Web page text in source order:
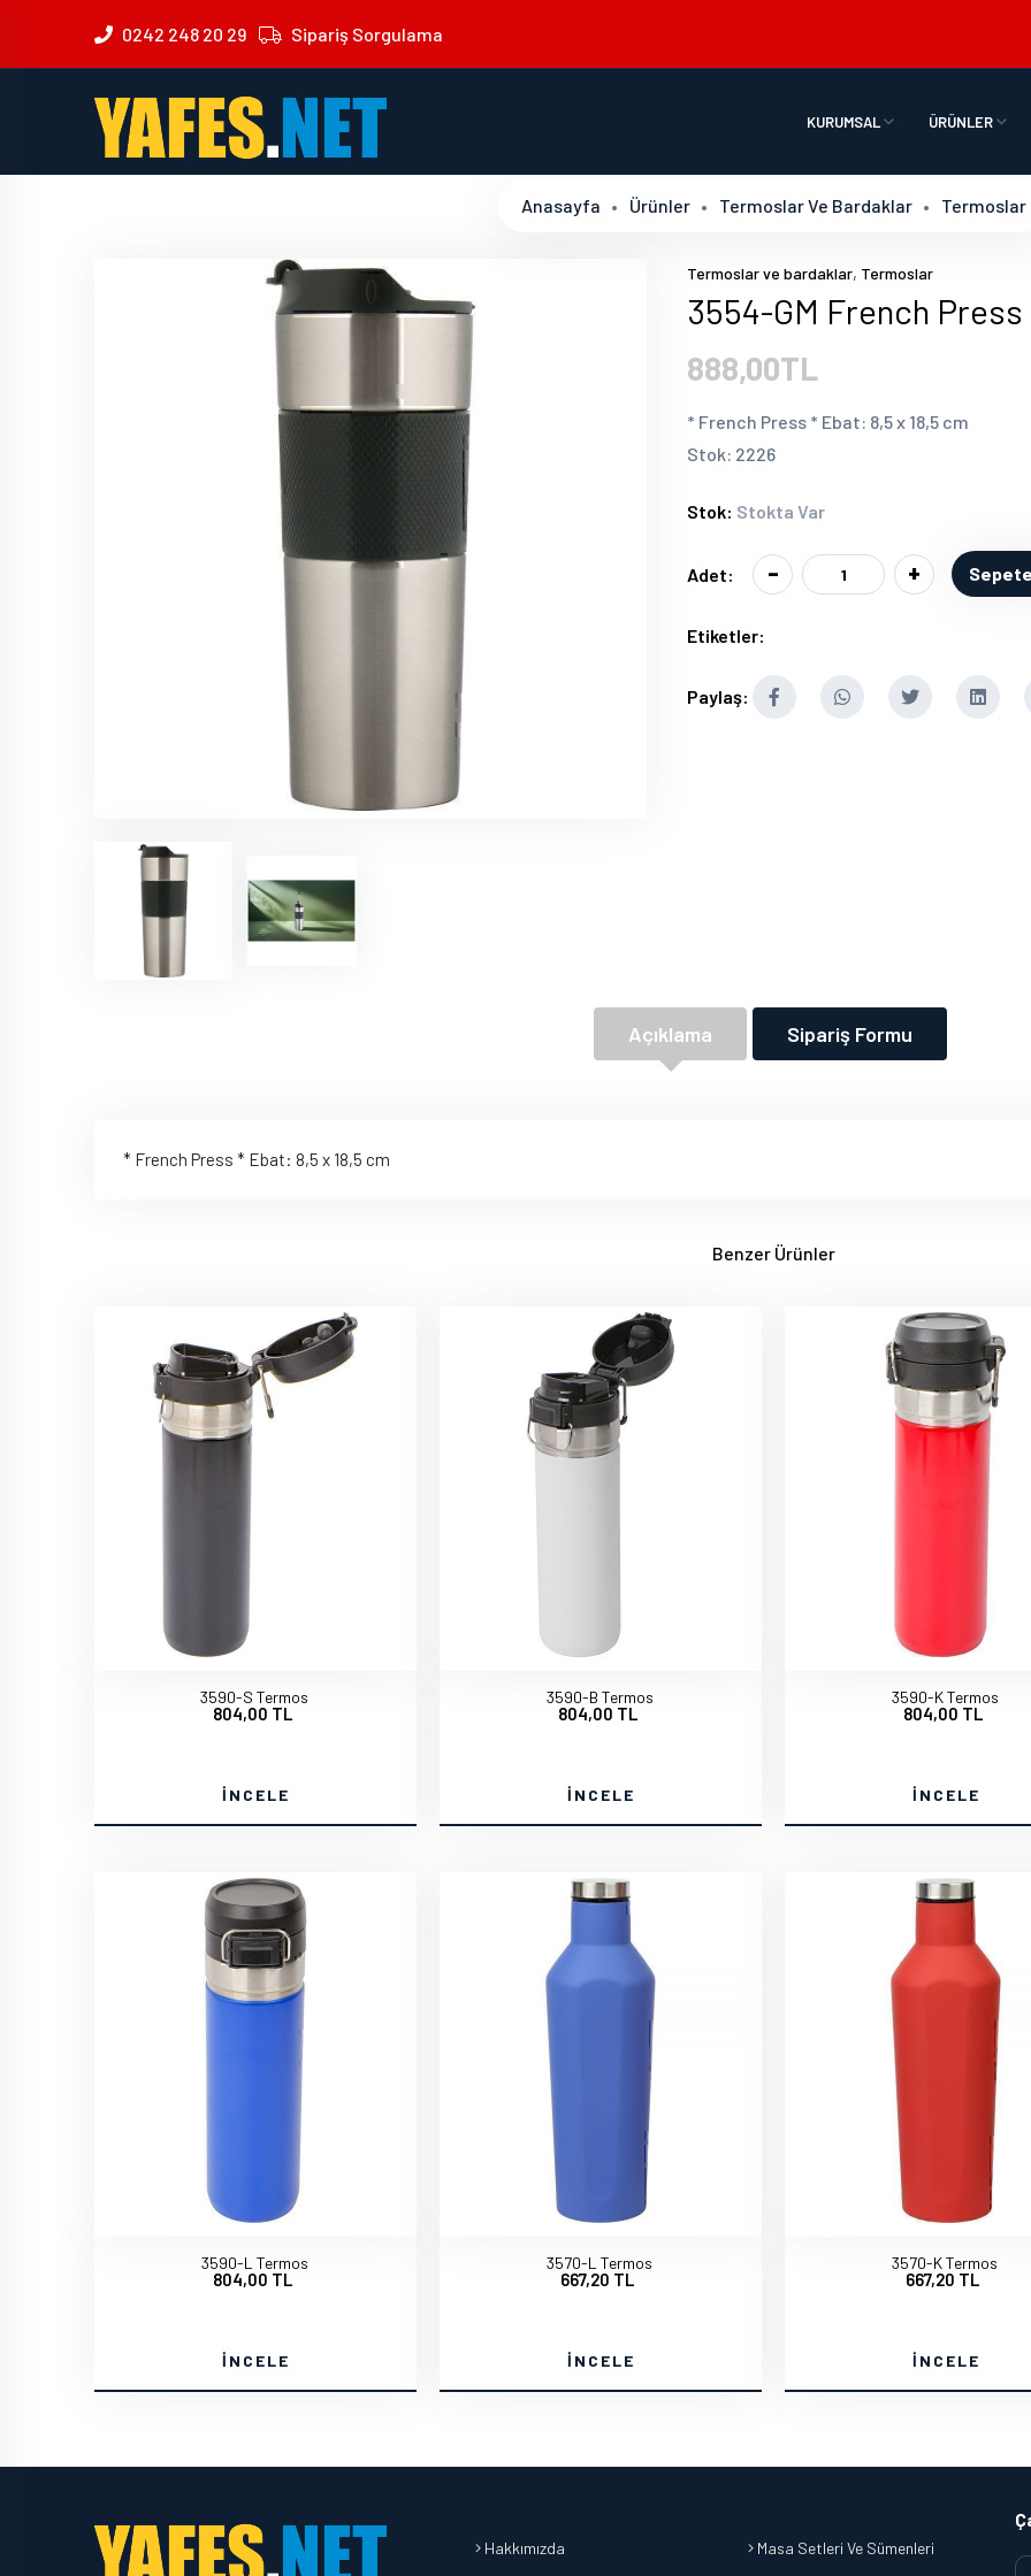
0242 248 20 29 Sipariş Sorgulama
KURUMSAL ÜRÜNLER
Anasayfa Ürünler Termoslar Ve Bardaklar Termoslar
Termoslar ve bardaklar, Termoslar
3554-GM French
888,00TL
* French Press * Ebat: 8,5 x 18,5 cm
Stok: 2226
Stok: Stokta Var
Adet: - +
Etiketler:
Paylaş:
Açıklama Sipariş Formu
* French Press * Ebat: 8,5 x 18,5 cm
Benzer Ürünler
3590-S Termos
804,00 TL
İNCELE
3590-B Termos
804,00 TL
İNCELE
3590-K Termos
804,00 TL
İNCELE
3590-L Termos
804,00 TL
İNCELE
3570-L Termos
667,20 TL
İNCELE
3570-K Termos
667,20 TL
İNCELE
Hakkımızda Masa Setleri Ve Sümenleri